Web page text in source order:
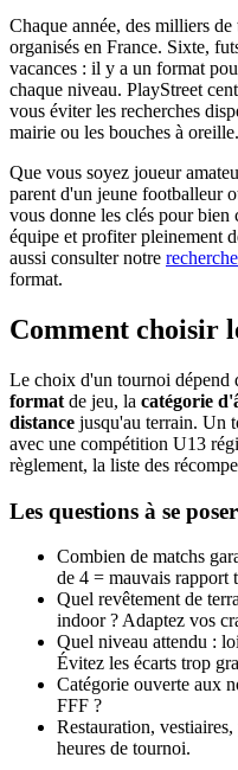
Chaque année, des milliers
organisés en France. Sixte,
vacances : il y a un format
chaque niveau. PlayStreet
vous éviter les recherches
mairie ou les bouches à oreille.
Que vous soyez joueur
parent d'un jeune footballeur
vous donne les clés pour
équipe et profiter pleinement
aussi consulter notre
format.
Comment choisir
Le choix d'un tournoi dépend
format de jeu, la catégorie
distance jusqu'au terrain. Un
avec une compétition U13
règlement, la liste des
Les questions à se
Combien de matchs
de 4 = mauvais rapport
Quel revêtement de
indoor ? Adaptez vos
Quel niveau attendu :
Évitez les écarts trop
Catégorie ouverte aux
FFF ?
Restauration,
heures de tournoi.